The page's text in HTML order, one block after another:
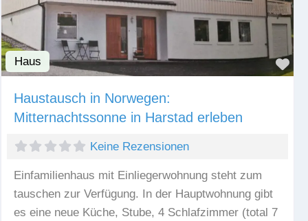
Haus
Haustausch in Norwegen:
Mitternachtssonne in Harstad erleben
Keine Rezensionen
Einfamilienhaus mit Einliegerwohnung steht zum
tauschen zur Verfügung. In der Hauptwohnung gibt
es eine neue Küche, Stube, 4 Schlafzimmer (total 7